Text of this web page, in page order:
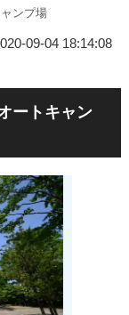
ンプ場
09-04 18:14:08
ートキャン